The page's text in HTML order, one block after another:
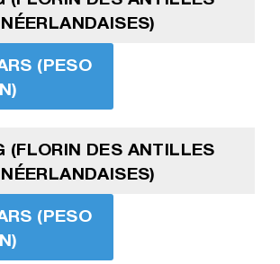
NÉERLANDAISES)
(PESO
(FLORIN DES ANTILLES
NÉERLANDAISES)
(PESO